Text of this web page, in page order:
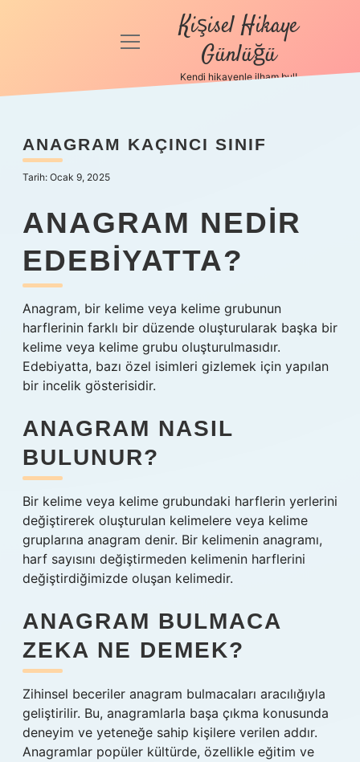
Anasayfa
Politikası
Yasal Uyarı
Hakkımızda
menüyü
Kişisel Hikaye
Günlüğü
Kendi hikayenle ilham bul!
ANAGRAM KAÇINCI SINIF
Tarih: Ocak 9, 2025
ANAGRAM NEDIR
EDEBIYATTA?
Anagram, bir kelime veya kelime grubunun
harflerinin farklı bir düzende oluşturularak başka bir
kelime veya kelime grubu oluşturulmasıdır.
Edebiyatta, bazı özel isimleri gizlemek için yapılan
bir incelik gösterisidir.
ANAGRAM NASIL
BULUNUR?
Bir kelime veya kelime grubundaki harflerin yerlerini
değiştirerek oluşturulan kelimelere veya kelime
gruplarına anagram denir. Bir kelimenin anagramı,
harf sayısını değiştirmeden kelimenin harflerini
değiştirdiğimizde oluşan kelimedir.
ANAGRAM BULMACA
ZEKA NE DEMEK?
Zihinsel beceriler anagram bulmacaları aracılığıyla
geliştirilir. Bu, anagramlarla başa çıkma konusunda
deneyim ve yeteneğe sahip kişilere verilen addır.
Anagramlar popüler kültürde, özellikle eğitim ve